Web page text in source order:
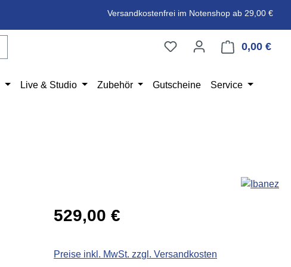
Versandkostenfrei im Notenshop ab 29,00 €
0,00 €
Live & Studio Zubehör Gutscheine Service
Regulärer Preis:
529,00 €
Preise inkl. MwSt. zzgl. Versandkosten